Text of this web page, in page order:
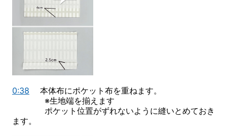
0:38 本体布にポケット布を重ねます。
※生地端を揃えます
ポケット位置がずれないように縫いとめておき
ます。